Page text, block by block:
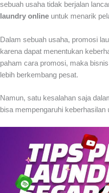
sebuah usaha tidak berjalan
laundry online untuk menarik
Dalam sebuah usaha, promosi
karena dapat menentukan
paham cara promosi, maka
lebih berkembang pesat.
Namun, satu kesalahan saja
bisa mempengaruhi keberhasilan